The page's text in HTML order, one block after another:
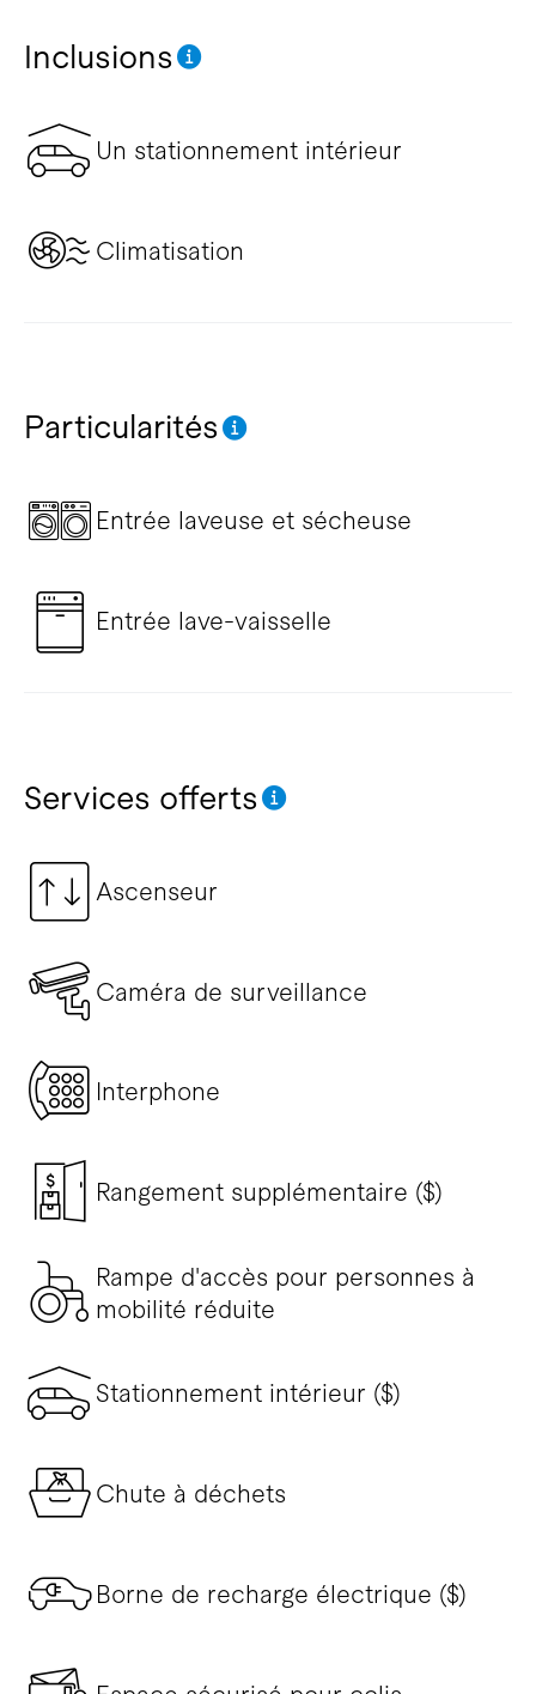
Inclusions
Un stationnement intérieur
Climatisation
Particularités
Entrée laveuse et sécheuse
Entrée lave-vaisselle
Services offerts
Ascenseur
Caméra de surveillance
Interphone
Rangement supplémentaire ($)
Rampe d'accès pour personnes à
mobilité réduite
Stationnement intérieur ($)
Chute à déchets
Borne de recharge électrique ($)